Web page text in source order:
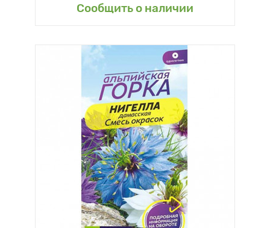
Сообщить о наличии